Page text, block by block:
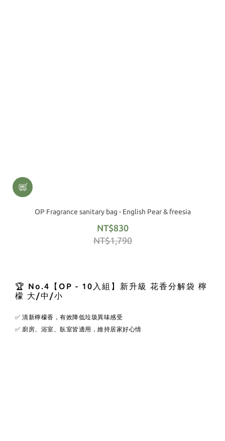
OP Fragrance sanitary bag - English Pear & freesia
NT$830
NT$1,790
🏆 No.4【OP - 10入組】新升級 花香分解袋 檸
檬 大/中/小
✅ 清新檸檬香，有效降低垃圾異味感受
✅ 廚房、浴室、臥室皆適用，維持居家好心情